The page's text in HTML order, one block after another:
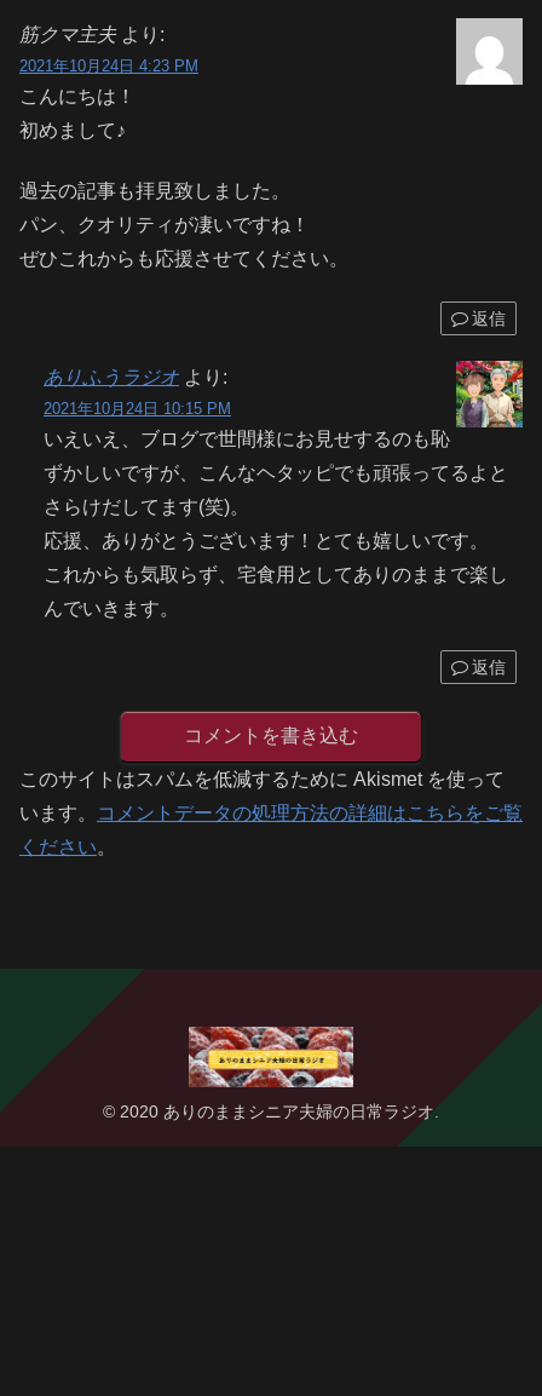
筋クマ主夫 より:
2021年10月24日 4:23 PM
こんにちは！
初めまして♪
過去の記事も拝見致しました。
パン、クオリティが凄いですね！
ぜひこれからも応援させてください。
返信
ありふうラジオ より:
2021年10月24日 10:15 PM
いえいえ、ブログで世間様にお見せするのも恥
ずかしいですが、こんなヘタッピでも頑張ってるよと
さらけだしてます(笑)。
応援、ありがとうございます！とても嬉しいです。
これからも気取らず、宅食用としてありのままで楽し
んでいきます。
返信
コメントを書き込む
このサイトはスパムを低減するために Akismet を使って
います。
コメントデータの処理方法の詳細はこちらをご覧
ください。
© 2020 ありのままシニア夫婦の日常ラジオ.